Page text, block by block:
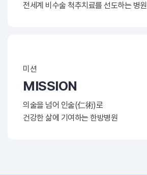
전세계 비수술 척추치료를 선도하는 병원
미션
MISSION
의술을 넘어 인술(仁術)로
건강한 삶에 기여하는 한방병원